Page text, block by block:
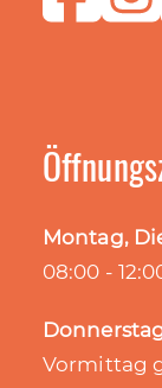
Montag,
08:00 -
Vormittag